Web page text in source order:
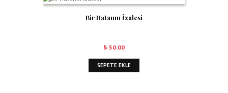
Bir Hatanın İzalesi
₺50.00
SEPETE EKLE